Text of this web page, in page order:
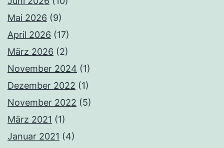
Mai 2026 (9)
April 2026 (17)
März 2026 (2)
November 2024 (1)
Dezember 2022 (1)
November 2022 (5)
März 2021 (1)
Januar 2021 (4)